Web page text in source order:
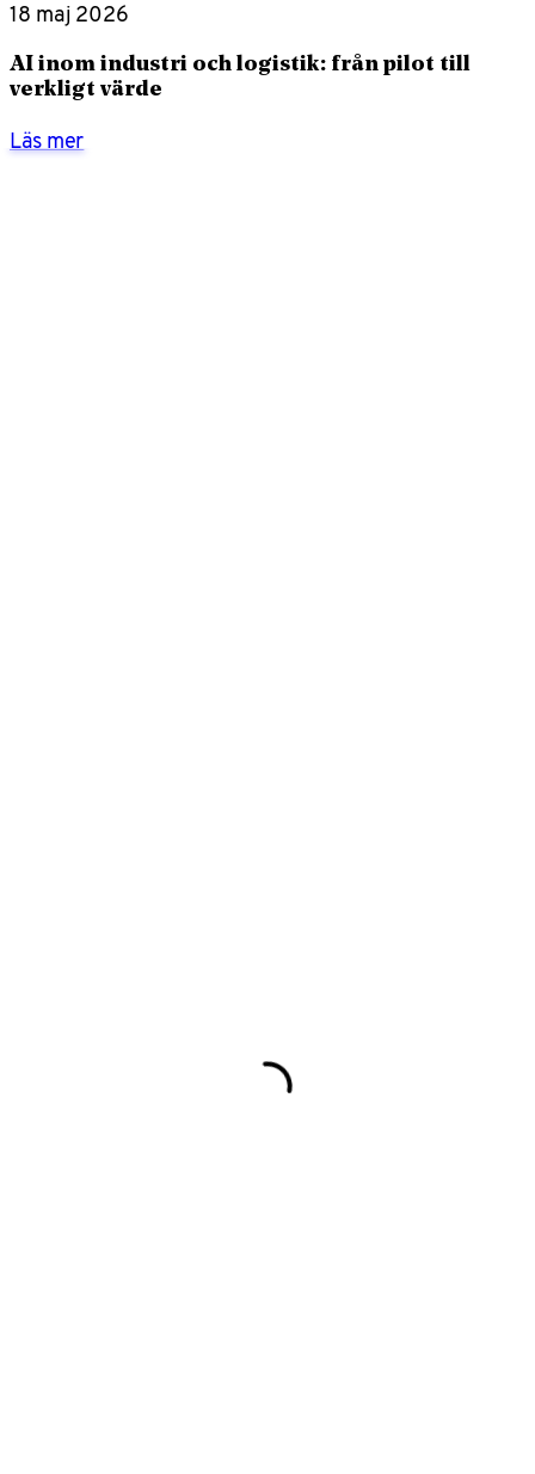
18 maj 2026
AI inom industri och logistik: från pilot till
verkligt värde
Läs mer